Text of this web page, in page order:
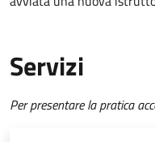
Servizi
Per presentare la pratica